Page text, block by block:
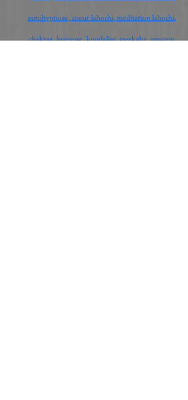
autohypnose, coeur lahochi, méditation lahochi,
chakras, hypnose, kundalini, merkaba, amazon,